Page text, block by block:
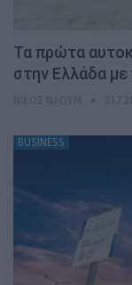
Τα πρώτα
στην Ελλάδα
BUSINESS